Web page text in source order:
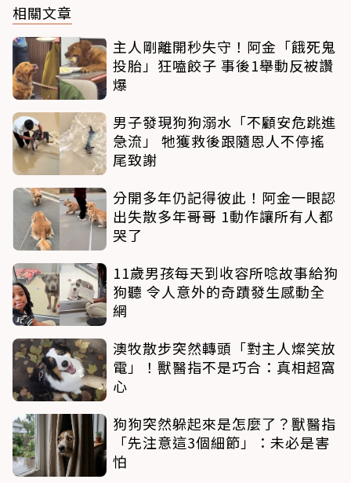
相關文章
主人剛離開秒失守！阿金「餓死鬼
投胎」狂嗑餃子 事後1舉動反被讚
爆
男子發現狗狗溺水「不顧安危跳進
急流」 牠獲救後跟隨恩人不停搖
尾致謝
分開多年仍記得彼此！阿金一眼認
出失散多年哥哥 1動作讓所有人都
哭了
11歲男孩每天到收容所唸故事給狗
狗聽 令人意外的奇蹟發生感動全
網
澳牧散步突然轉頭「對主人燦笑放
電」！獸醫指不是巧合：真相超窩
心
狗狗突然躲起來是怎麼了？獸醫指
「先注意這3個細節」：未必是害
怕